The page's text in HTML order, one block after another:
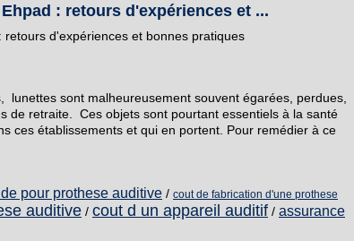
: retours d'expériences et ...
retours d'expériences et bonnes pratiques
lunettes sont malheureusement souvent égarées, perdues,
de retraite. Ces objets sont pourtant essentiels à la santé
ces établissements et qui en portent. Pour remédier à ce
pour prothese auditive / cout de fabrication d'une prothese
auditive / cout d un appareil auditif / assurance